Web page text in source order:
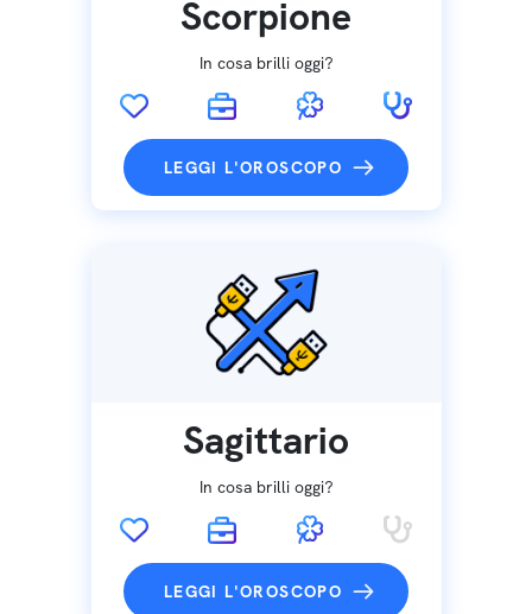
Scorpione
In cosa brilli oggi?
LEGGI L'OROSCOPO
Sagittario
In cosa brilli oggi?
LEGGI L'OROSCOPO